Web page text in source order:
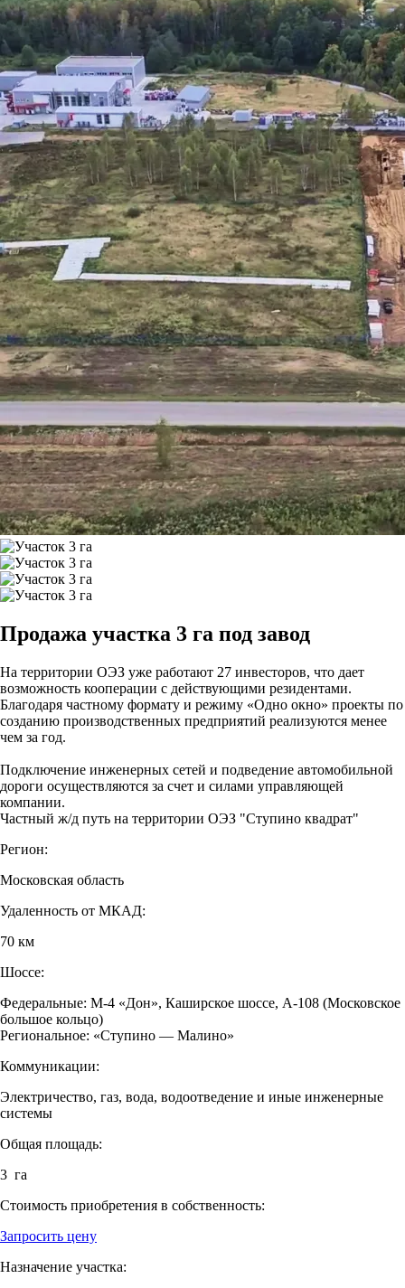
Продажа участка 3 га под завод
На территории ОЭЗ уже работают 27 инвесторов, что дает
возможность кооперации с действующими резидентами.
Благодаря частному формату и режиму «Одно окно» проекты по
созданию производственных предприятий реализуются менее
чем за год.
Подключение инженерных сетей и подведение автомобильной
дороги осуществляются за счет и силами управляющей
компании.
Частный ж/д путь на территории ОЭЗ "Ступино квадрат"
Регион:
Московская область
Удаленность от МКАД:
70 км
Шоссе:
Федеральные: М-4 «Дон», Каширское шоссе, А-108 (Московское
большое кольцо)
Региональное: «Ступино — Малино»
Коммуникации:
Электричество, газ, вода, водоотведение и иные инженерные
системы
Общая площадь:
3 га
Стоимость приобретения в собственность:
Запросить цену
Назначение участка: